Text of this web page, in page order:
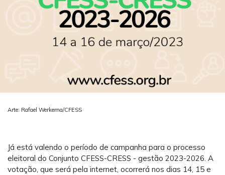
Arte: Rafael Werkema/CFESS
Já está valendo o período de campanha para o processo
eleitoral do Conjunto CFESS-CRESS - gestão 2023-2026. A
votação, que será pela internet, ocorrerá nos dias 14, 15 e